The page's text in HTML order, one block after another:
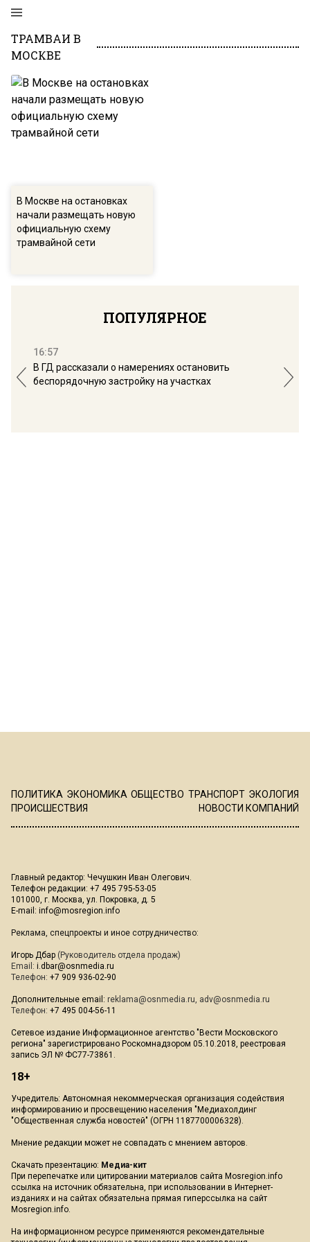
ТРАМВАИ В
МОСКВЕ
В Москве на остановках
начали размещать новую
официальную схему
трамвайной сети
ПОПУЛЯРНОЕ
16:57
В ГД рассказали о намерениях остановить
беспорядочную застройку на участках
ПОЛИТИКА ЭКОНОМИКА ОБЩЕСТВО ТРАНСПОРТ ЭКОЛОГИЯ
ПРОИСШЕСТВИЯ
НОВОСТИ КОМПАНИЙ
Главный редактор: Чечушкин Иван Олегович.
Телефон редакции: +7 495 795-53-05
101000, г. Москва, ул. Покровка, д. 5
E-mail: info@mosregion.info
Реклама, спецпроекты и иное сотрудничество:
Игорь Дбар (Руководитель отдела продаж)
Email: i.dbar@osnmedia.ru
Телефон: +7 909 936-02-90
Дополнительные email: reklama@osnmedia.ru, adv@osnmedia.ru
Телефон: +7 495 004-56-11
Сетевое издание Информационное агентство "Вести Московского
региона" зарегистрировано Роскомнадзором 05.10.2018, реестровая
запись ЭЛ № ФС77-73861.
18+
Учредитель: Автономная некоммерческая организация содействия
информированию и просвещению населения "Медиахолдинг
"Общественная служба новостей" (ОГРН 1187700006328).
Мнение редакции может не совпадать с мнением авторов.
Скачать презентацию: Медиа-кит
При перепечатке или цитировании материалов сайта Mosregion.info
ссылка на источник обязательна, при использовании в Интернет-
изданиях и на сайтах обязательна прямая гиперссылка на сайт
Mosregion.info.
На информационном ресурсе применяются рекомендательные